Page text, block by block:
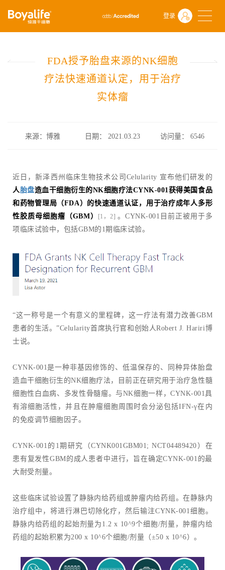
登录
首页 什么是干细胞
前沿动态
FDA授予胎盘来源的NK细胞疗法快速通道认定，用于治疗实体瘤
FDA授予胎盘来源的NK细胞
疗法快速通道认定，用于治疗
实体瘤
来源：博雅 日期： 2021.03.23 访问量：6546
近日，新泽西州临床生物技术公司Celularity 宣布他们研发的
人胎盘造血干细胞衍生的NK细胞疗法CYNK-001获得美国食品
和药物管理局（FDA）的快速通道认证，用于治疗成年人多形
性胶质母细胞瘤（GBM）
[1，2] 。CYNK-001目前正被用于多
项临床试验中，包括GBM的1期临床试验。
“这一称号是一个有意义的里程碑，这一疗法有潜力改善GBM
患者的生活。”Celularity首席执行官和创始人Robert J. Hariri博
士说。
CYNK-001是一种非基因修饰的、低温保存的、同种异体胎盘
造血干细胞衍生的NK细胞疗法，目前正在研究用于治疗急性髓
细胞性白血病、多发性骨髓瘤。与NK细胞一样，CYNK-001具
有溶细胞活性，并且在肿瘤细胞周围时会分泌包括IFN-γ在内
的免疫调节细胞因子。
CYNK-001的1期研究（CYNK001GBM01; NCT04489420）在
患有复发性GBM的成人患者中进行，旨在确定CYNK-001的最
大耐受剂量。
这些临床试验设置了静脉内给药组或肿瘤内给药组。在静脉内
治疗组中，将进行淋巴切除化疗，然后输注CYNK-001细胞。
静脉内给药组的起始剂量为1.2 x 10^9个细胞/剂量， 肿瘤内给
药组 的起始积累为200 x 10^6个细胞/剂量（±50 x 10^6）。